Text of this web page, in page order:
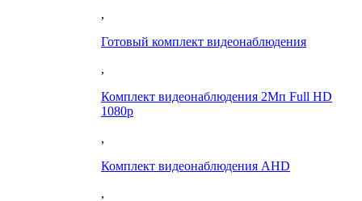
,
Готовый комплект видеонаблюдения
,
Комплект видеонаблюдения 2Мп Full HD
1080p
,
Комплект видеонаблюдения AHD
,